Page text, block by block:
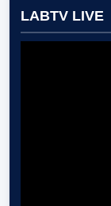
LABTV LIVE